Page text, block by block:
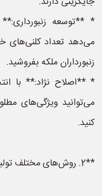
* **توسعه
می‌دهد تعداد کلنی‌های
زنبورداران ملکه بفروشید.
* **اصلاح نژاد:** با
می‌توانید ویژگی‌های
کنید.
**2. روش‌های مختلف تولید ملکه:**